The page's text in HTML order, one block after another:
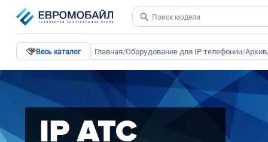
Весь каталог Главная/Оборудование для IP телефонии/Архив
IP АТС